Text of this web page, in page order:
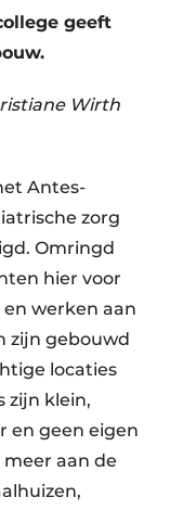
geeft
Wirth
Antes-
zorg
Omringd
hier voor
werken aan
zijn gebouwd
locaties
zijn klein,
en geen eigen
aan de